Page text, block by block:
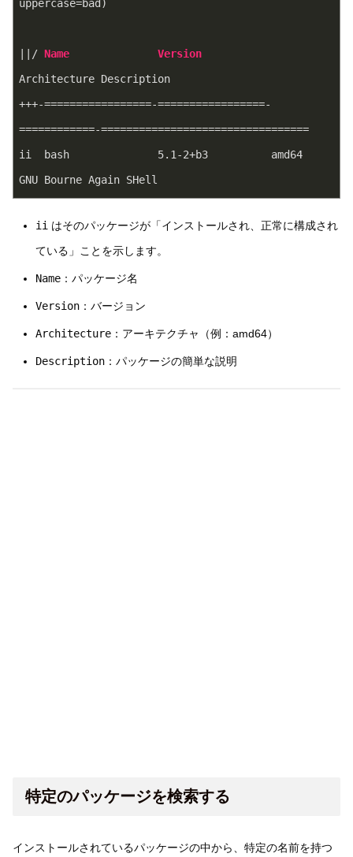
uppercase=bad)
||/ Name
Version
Architecture Description
+++-=================-=================-
============-=================================
ii  bash 5.1-2+b3          amd64
GNU Bourne Again SHell
iiはそのパッケージが「インストールされ、正常に構成され
ている」ことを示します。
Name：パッケージ名
Version：バージョン
Architecture：アーキテクチャ（例：amd64）
Description：パッケージの簡単な説明
特定のパッケージを検索する
インストールされているパッケージの中から、特定の名前を持つ